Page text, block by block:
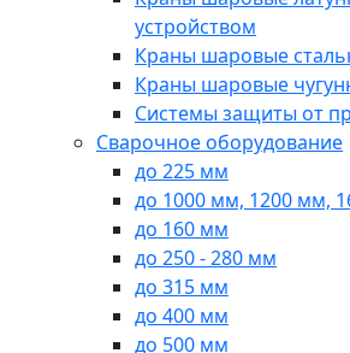
устройством
Краны шаровые
Краны шаровые
Системы защиты от
Сварочное оборудование
до 225 мм
до 1000 мм, 1200 мм,
до 160 мм
до 250 - 280 мм
до 315 мм
до 400 мм
до 500 мм